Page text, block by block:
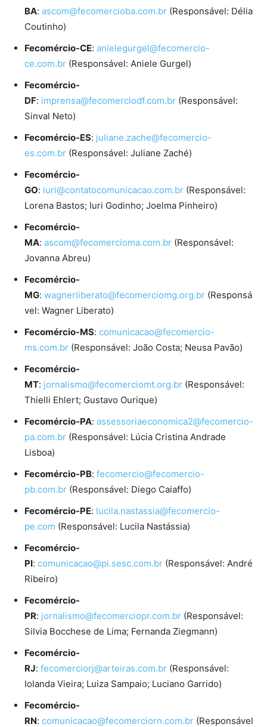
BA: ascom@fecomercioba.com.br (Responsável: Délia
Coutinho)
Fecomércio-CE: anielegurgel@fecomercio-
ce.com.br (Responsável: Aniele Gurgel)
Fecomércio-
DF: imprensa@fecomerciodf.com.br (Responsável:
Sinval Neto)
Fecomércio-ES: juliane.zache@fecomercio-
es.com.br (Responsável: Juliane Zaché)
Fecomércio-
GO: iuri@contatocomunicacao.com.br (Responsável:
Lorena Bastos; Iuri Godinho; Joelma Pinheiro)
Fecomércio-
MA: ascom@fecomercioma.com.br (Responsável:
Jovanna Abreu)
Fecomércio-
MG: wagnerliberato@fecomerciomg.org.br (Responsá
vel: Wagner Liberato)
Fecomércio-MS: comunicacao@fecomercio-
ms.com.br (Responsável: João Costa; Neusa Pavão)
Fecomércio-
MT: jornalismo@fecomerciomt.org.br (Responsável:
Thielli Ehlert; Gustavo Ourique)
Fecomércio-PA: assessoriaeconomica2@fecomercio-
pa.com.br (Responsável: Lúcia Cristina Andrade
Lisboa)
Fecomércio-PB: fecomercio@fecomercio-
pb.com.br (Responsável: Diego Caiaffo)
Fecomércio-PE: lucila.nastassia@fecomercio-
pe.com (Responsável: Lucila Nastássia)
Fecomércio-
PI: comunicacao@pi.sesc.com.br (Responsável: André
Ribeiro)
Fecomércio-
PR: jornalismo@fecomerciopr.com.br (Responsável:
Silvia Bocchese de Lima; Fernanda Ziegmann)
Fecomércio-
RJ: fecomerciorj@arteiras.com.br (Responsável:
Iolanda Vieira; Luiza Sampaio; Luciano Garrido)
Fecomércio-
RN: comunicacao@fecomerciorn.com.br (Responsável